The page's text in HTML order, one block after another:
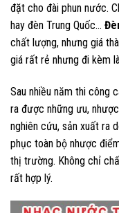
đặt cho đài phun nước.
hay đèn Trung Quốc…
chất lượng, nhưng giá
giá rất rẻ nhưng đi kèm
Sau nhiều năm thi công
ra được những ưu,
nghiên cứu, sản xuất ra
phục toàn bộ nhược
thị trường. Không chỉ
rất hợp lý.